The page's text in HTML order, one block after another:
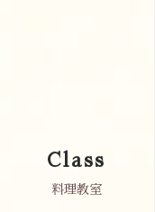
Class
料理教室